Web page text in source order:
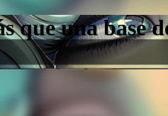
que una base